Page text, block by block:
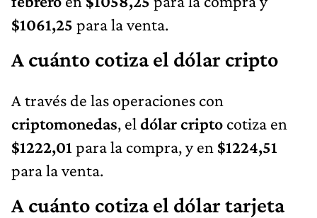
$1061,25 para la venta.
A cuánto cotiza el dólar cripto
A través de las operaciones con
criptomonedas, el dólar cripto cotiza en
$1222,01 para la compra, y en $1224,51
para la venta.
A cuánto cotiza el dólar tarjeta